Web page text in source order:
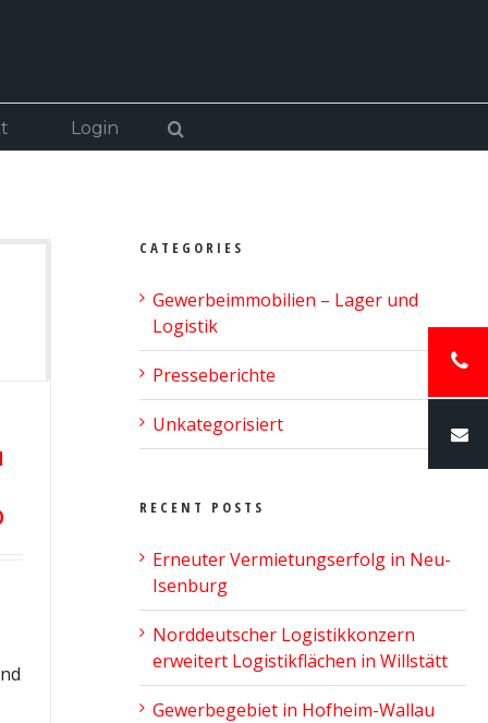
Login
CATEGORIES
Gewerbeimmobilien – Lager und
Logistik
Presseberichte
Unkategorisiert
RECENT POSTS
Erneuter Vermietungserfolg in Neu-
Isenburg
Norddeutscher Logistikkonzern
erweitert Logistikflächen in Willstätt
Gewerbegebiet in Hofheim-Wallau